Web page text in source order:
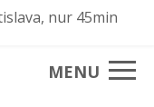
MENU